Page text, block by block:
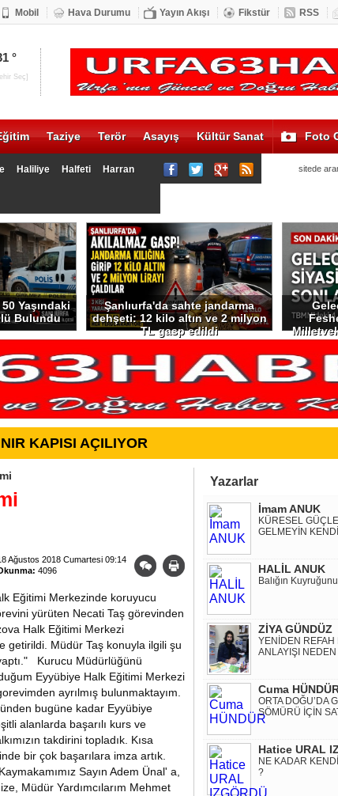
Mobil Hava Durumu Yayın Akışı Fikstür RSS
ALTIN
1335
Seç]
°
Taziye Terör Asayış Kültür Sanat Foto
Haliliye Halfeti Harran
Yaşındaki
Bulundu
Şanlıurfa'da sahte jandarma
dehşeti: 12 kilo altın ve 2 milyon
TL gasp edildi
KAPISI AÇILIYOR
Ağustos 2018 Cumartesi 09:14
4096
Eğitimi Merkezinde koruyucu
yürüten Necati Taş görevinden
Halk Eğitimi Merkezi
getirildi. Müdür Taş konuyla ilgili şu
Kurucu Müdürlüğünü
Eyyübiye Halk Eğitimi Merkezi
ayrılmış bulunmaktayım.
bugüne kadar Eyyübiye
alanlarda başarılı kurs ve
takdirini topladık. Kısa
bir çok başarılara imza artık.
Sayın Adem Ünal' a,
Müdür Yardımcılarım Mehmet
Yazarlar
İmam ANUK
KÜRESEL
GELMEYİN
HALİL ANUK
Balığın
ZİYA GÜNDÜZ
YENİDEN REFAH
ANLAYIŞI NEDEN
Cuma
ORTA DOĞU’DA
SÖMÜRÜ İÇİN
Hatice URAL
NE KADAR
?